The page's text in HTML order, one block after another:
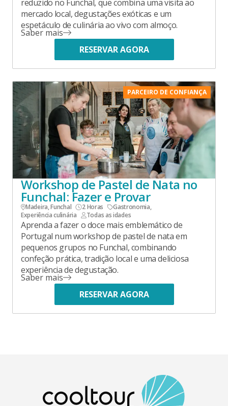
reduzido no Funchal, que combina uma visita ao
mercado local, degustações exóticas e um
espetáculo de culinária ao vivo com almoço.
Saber mais
RESERVAR AGORA
PARCEIRO DE CONFIANÇA
Workshop de Pastel de Nata no
Funchal: Fazer e Provar
Madeira, Funchal 2 Horas Gastronomia,
Experiência culinária
Todas as idades
Aprenda a fazer o doce mais emblemático de
Portugal num workshop de pastel de nata em
pequenos grupos no Funchal, combinando
confeção prática, tradição local e uma deliciosa
experiência de degustação.
Saber mais
RESERVAR AGORA